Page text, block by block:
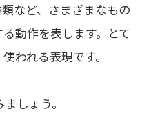
など、さまざまなもの
動作を表します。とて
われる表現です。
しょう。